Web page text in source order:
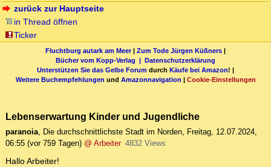
zurück zur Hauptseite
in Thread öffnen
Ticker
Fluchtburg autark am Meer| Zum Tode Jürgen Küßners |
Bücher vom Kopp-Verlag | Datenschutzerklärung
Unterstützen Sie das Gelbe Forum durch Käufe bei Amazon! |
Weitere Buchempfehlungen und Amazonnavigation | Cookie-Einstellungen
Lebenserwartung Kinder und Jugendliche
paranoia, Die durchschnittlichste Stadt im Norden, Freitag, 12.07.2024,
06:55 (vor 759 Tagen) @ Arbeiter 4832 Views
Hallo Arbeiter!